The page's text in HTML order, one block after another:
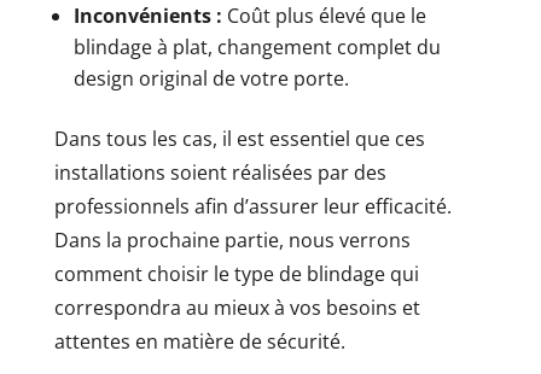
Inconvénients : Coût plus élevé que le
blindage à plat, changement complet du
design original de votre porte.
Dans tous les cas, il est essentiel que ces
installations soient réalisées par des
professionnels afin d’assurer leur efficacité.
Dans la prochaine partie, nous verrons
comment choisir le type de blindage qui
correspondra au mieux à vos besoins et
attentes en matière de sécurité.